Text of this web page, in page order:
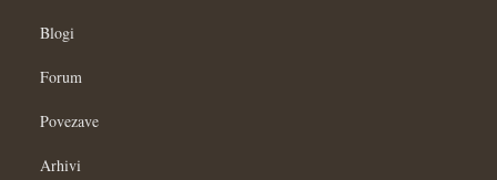
Blogi
Forum
Povezave
Arhivi